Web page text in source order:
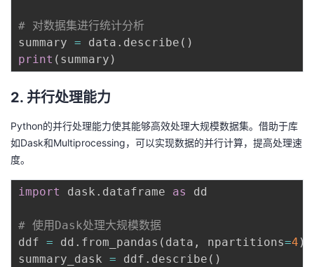
的
课
程
我
的
认
证
我
的
实
我
的
术
支
云
声
# 对数据集进行统计分析
summary = data . describe ( )
print ( summary )
2. 并行处理能力
Python的并行处理能力使其能够高效处理大规模数据集。借助于库
如Dask和Multiprocessing，可以实现数据的并行计算，提高处理速
度。
import dask . dataframe as dd
# 使用Dask处理大规模数据
ddf = dd . from_pandas ( data , npartitions=4 )
summary_dask = ddf . describe ( )